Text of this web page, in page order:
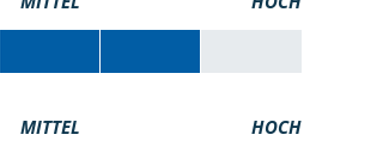
MITTEL HOCH